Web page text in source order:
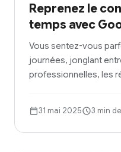
Reprenez le
temps avec
Vous sentez-vous
journées, jonglant
professionnelles, les
31 mai 2025 3 min